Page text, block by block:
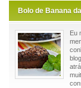
Bolo de Banana
Eu